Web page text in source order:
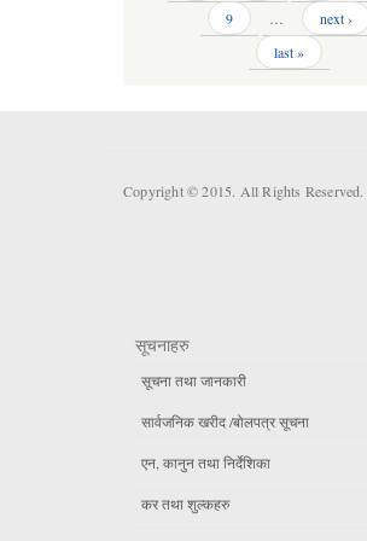
9
…
next ›
last »
Copyright © 2015. All Rights Reserved.
सूचनाहरु
सूचना तथा जानकारी
सार्वजनिक खरीद /बोलपत्र सूचना
एन, कानुन तथा निर्देशिका
कर तथा शुल्कहरु